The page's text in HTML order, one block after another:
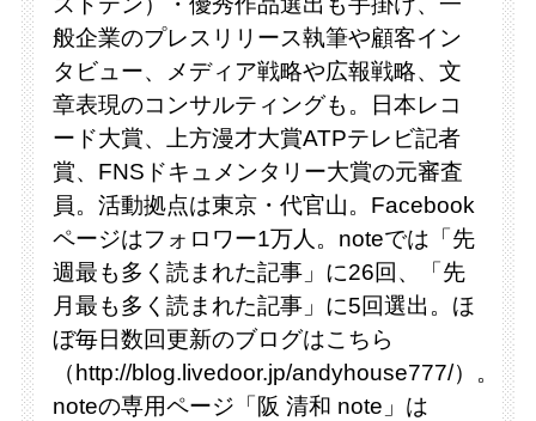
般企業のプレスリリース執筆や顧客イン
タビュー、メディア戦略や広報戦略、文
章表現のコンサルティングも。日本レコ
ード大賞、上方漫才大賞ATPテレビ記者
賞、FNSドキュメンタリー大賞の元審査
員。活動拠点は東京・代官山。Facebook
ページはフォロワー1万人。noteでは「先
週最も多く読まれた記事」に26回、「先
月最も多く読まれた記事」に5回選出。ほ
ぼ毎日数回更新のブログはこちら
（http://blog.livedoor.jp/andyhouse777/）。
noteの専用ページ「阪 清和 note」は